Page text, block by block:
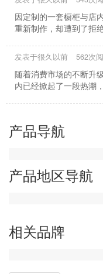
因定制的一套橱柜与店
重新制作，却遭到了拒
发表于很久以前 562次
随着消费市场的不断升
内已经掀起了一段热潮
产品导航
产品地区导航
相关品牌